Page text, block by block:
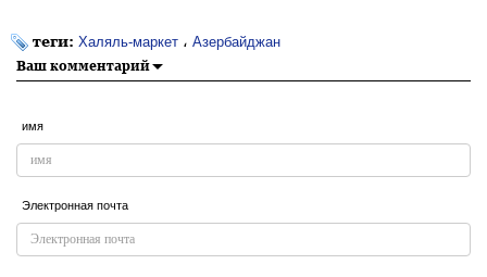
теги: Халяль-маркет ، Азербайджан
Ваш комментарий
имя
Электронная почта